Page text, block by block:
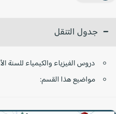
جدول التنقل
دروس الفيزياء والكيمياء للسنة
مواضيع هذا القسم: